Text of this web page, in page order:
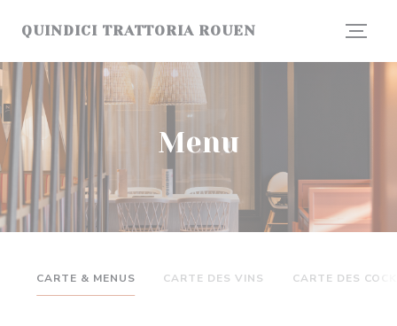
QUINDICI TRATTORIA ROUEN
Menu
CARTE & MENUS CARTE DES VINS CARTE DES